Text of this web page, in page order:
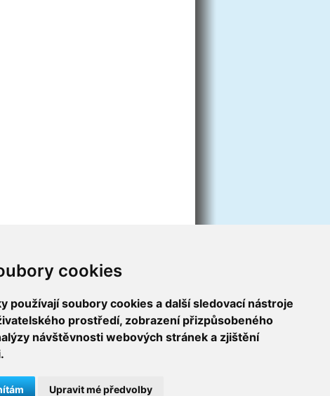
cookies
používají soubory cookies a další sledovací nástroje
prostředí, zobrazení přizpůsobeného
návštěvnosti webových stránek a zjištění
Upravit mé předvolby